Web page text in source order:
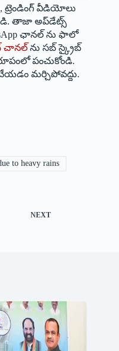
ట్రెండింగ్ వీడియోలు
తాజా అప్‌డేట్స్
ఛానల్ ను ఫాలో
చానల్ ను సబ్ స్క్రైబ్
పంచుకోండి.
మర్చిపోవద్దు.
to heavy rains
NEXT